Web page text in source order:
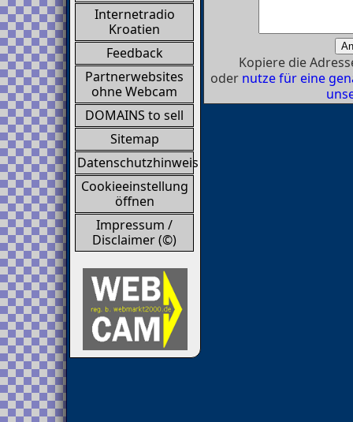
Internetradio
Kroatien
Feedback
Partnerwebsites
ohne Webcam
DOMAINS to sell
Sitemap
Datenschutzhinweis
Cookieeinstellung
öffnen
Impressum /
Disclaimer (©)
Kopiere die
oder nutze für eine